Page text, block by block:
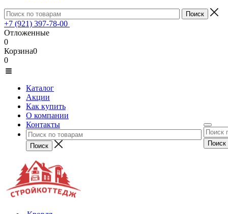
+7 (921) 397-78-00
Отложенные
0
Корзина0
0
Каталог
Акции
Как купить
О компании
Контакты